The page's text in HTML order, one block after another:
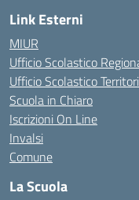
Link Esterni
MIUR
Ufficio Scolastico
Ufficio Scolastico
Scuola in Chiaro
Iscrizioni On Line
Invalsi
Comune
La Scuola